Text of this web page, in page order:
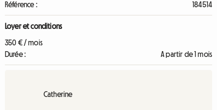
Référence :
184514
Loyer et conditions
350 € / mois
Durée :
A partir de 1 mois
Catherine